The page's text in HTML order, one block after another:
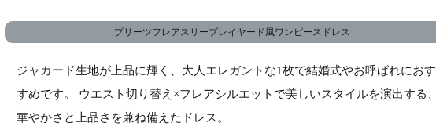
プリーツフレアスリーブレイヤード風ワンピースドレス
ジャカード生地が上品に輝く、大人エレガントな1枚で結婚式やお呼ばれにおす
すめです。 ウエスト切り替え×フレアシルエットで美しいスタイルを演出する、
華やかさと上品さを兼ね備えたドレス。